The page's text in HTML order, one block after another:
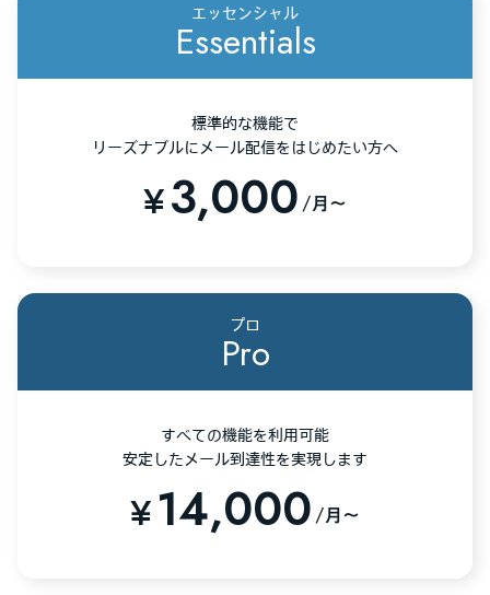
エッセンシャル
Essentials
標準的な機能で
リーズナブルにメール配信をはじめたい方へ
¥3,000 /月〜
プロ
Pro
すべての機能を利用可能
安定したメール到達性を実現します
¥14,000 /月〜